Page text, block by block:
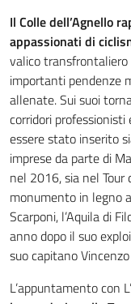
Il Colle dell’Agnello
appassionati di
valico transfrontaliero
importanti pendenze
allenate. Sui suoi
corridori
essere stato inserito
imprese da parte di
nel 2016, sia nel
monumento in legno
Scarponi, l’Aquila di
anno dopo il suo
suo capitano
L’appuntamento con